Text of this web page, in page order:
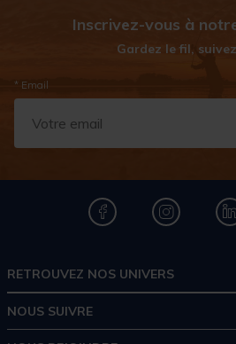
Inscrivez-vous à
Gardez le fil,
* Email
RETROUVEZ NOS UNIVERS
NOUS SUIVRE